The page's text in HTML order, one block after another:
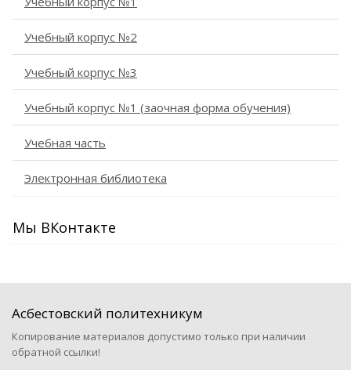
Учебный корпус №2
Учебный корпус №3
Учебный корпус №1 (заочная форма обучения)
Учебная часть
Электронная библиотека
Мы ВКонтакте
Асбестовский политехникум
Копирование материалов допустимо только при наличии
обратной ссылки!